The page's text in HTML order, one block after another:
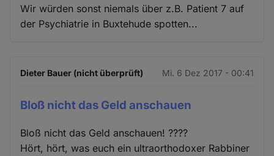
Wir würden sonst niemals über z.B. Patient 7 auf
der Psychiatrie in Buxtehude spotten...
Dieter Bauer (nicht überprüft) Mi. 6 Dez 2017 - 00:41
Bloß nicht das Geld anschauen
Bloß nicht das Geld anschauen! ????
Hört, hört, was euch ein ultraorthodoxer Rabbiner